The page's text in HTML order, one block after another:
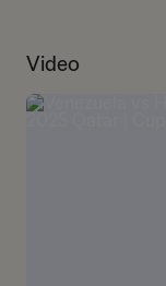
Video